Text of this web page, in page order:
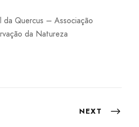
da Quercus – Associação
da Natureza
NEXT